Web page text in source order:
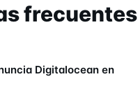
frecuentes
Digitalocean en